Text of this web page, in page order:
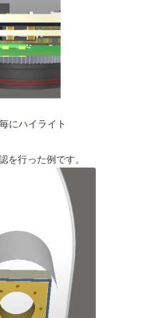
にハイライト
を行った例です。